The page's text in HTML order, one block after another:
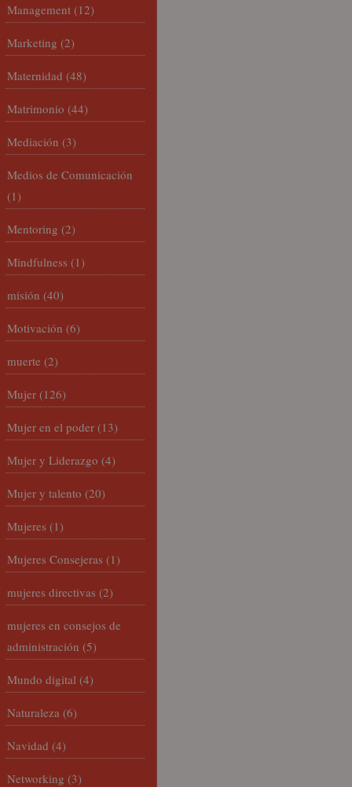
Management (12)
Marketing (2)
Maternidad (48)
Matrimonio (44)
Mediación (3)
Medios de Comunicación
(1)
Mentoring (2)
Mindfulness (1)
misión (40)
Motivación (6)
muerte (2)
Mujer (126)
Mujer en el poder (13)
Mujer y Liderazgo (4)
Mujer y talento (20)
Mujeres (1)
Mujeres Consejeras (1)
mujeres directivas (2)
mujeres en consejos de
administración (5)
Mundo digital (4)
Naturaleza (6)
Navidad (4)
Networking (3)